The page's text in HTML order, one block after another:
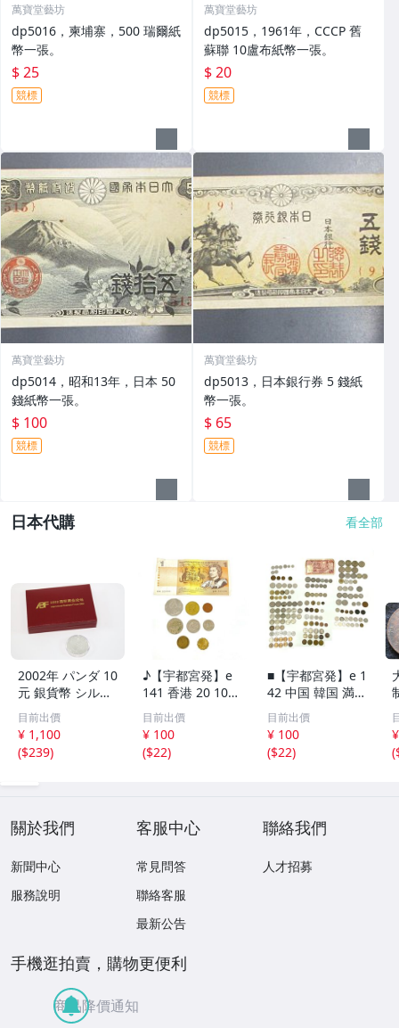
萬寶堂藝坊
dp5016，柬埔寨，500 瑞爾紙
幣一張。
$ 25
競標
萬寶堂藝坊
dp5015，1961年，CCCP 舊
蘇聯 10盧布紙幣一張。
$ 20
競標
萬寶堂藝坊
dp5014，昭和13年，日本 50
錢紙幣一張。
$ 100
競標
萬寶堂藝坊
dp5013，日本銀行券 5 錢紙
幣一張。
$ 65
競標
日本代購 看全部
2002年 パンダ 10
元 銀貨幣 シルバ
ー 中国人民銀行
中華人民共和国
プルーフ 古銭 硬
貨 コイン 銀貨 ケ
目前出價
¥ 1,100
($239)
♪【宇都宮発】e
141 香港 20 10セ
ント 硬貨 / シン
ガポール 50 20 1
0セント / オース
トラリア 旧1ドル
目前出價
¥ 100
($22)
■【宇都宮発】e 1
42 中国 韓国 満州
オランダ タイ ド
イツ フランス フ
ィリピン イギリ
ス スイス インド
目前出價
¥ 100
($22)
(
關於我們
新聞中心
服務說明
客服中心
常見問答
聯絡客服
最新公告
聯絡我們
人才招募
手機逛拍賣，購物更便利
商品降價通知